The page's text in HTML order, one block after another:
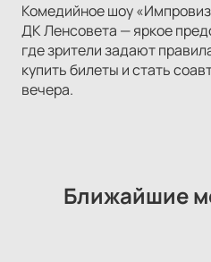
Комедийное шоу
ДК Ленсовета — яркое
где зрители задают
купить билеты и стать
вечера.
Ближайшие